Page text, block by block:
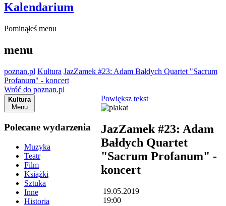
Kalendarium
Pominąłeś menu
menu
poznan.pl Kultura JazZamek #23: Adam Bałdych Quartet "Sacrum
Profanum" - koncert
Wróć do poznan.pl
Kultura
Menu
Polecane wydarzenia
Muzyka
Teatr
Film
Książki
Sztuka
Inne
Historia
Powiększ tekst
JazZamek #23: Adam
Bałdych Quartet
"Sacrum Profanum" -
koncert
19.05.2019
19:00